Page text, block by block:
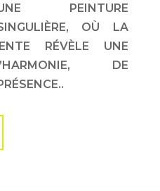
PEINTURE
OÙ LA
RÉVÈLE UNE
DE